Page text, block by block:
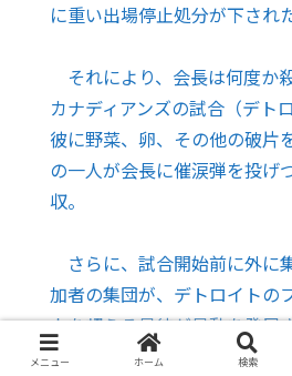
に重い出場停止処分が下された
それにより、会長は何度か
カナディアンズの試合（デト
彼に野菜、卵、その他の破片
の一人が会長に催涙弾を投げ
収。
さらに、試合開始前に外に
加者の集団が、デトロイトの
人を超える暴徒が暴動を発展
企業では窓やドアが破壊され
メニュー ホーム 検索